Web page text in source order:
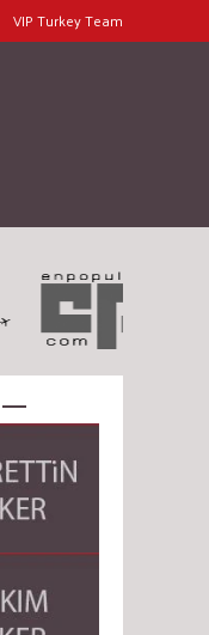
VIP Turkey Team